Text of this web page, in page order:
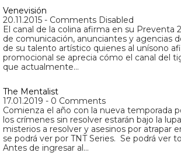
Venevisión
20.11.2015 - Comments Disabled
El canal de la colina afirma en su Preventa
de comunicación, anunciantes y agencias
de su talento artístico quienes al unísono
promocional se aprecia cómo el canal del
que actualmente…
The Mentalist
17.01.2019 - 0 Comments
Comienza el año con la nueva temporada
los crímenes sin resolver estarán bajo la
misterios a resolver y asesinos por atrapar
se podrá ver por TNT Series. Se podrá ver
Antes de ingresar al…